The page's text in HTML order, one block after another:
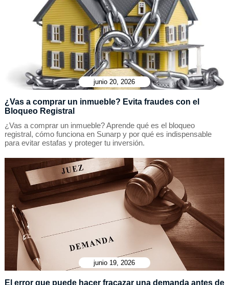
junio 20, 2026
¿Vas a comprar un inmueble? Evita fraudes con el
Bloqueo Registral
¿Vas a comprar un inmueble? Aprende qué es el bloqueo
registral, cómo funciona en Sunarp y por qué es indispensable
para evitar estafas y proteger tu inversión.
junio 19, 2026
El error que puede hacer fracazar una demanda antes de